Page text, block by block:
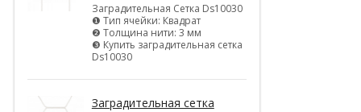
Заградительная Сетка Ds10030
❶ Тип ячейки: Квадрат
❷ Толщина нити: 3 мм
❸ Купить заградительная сетка
Ds10030
Заградительная сетка